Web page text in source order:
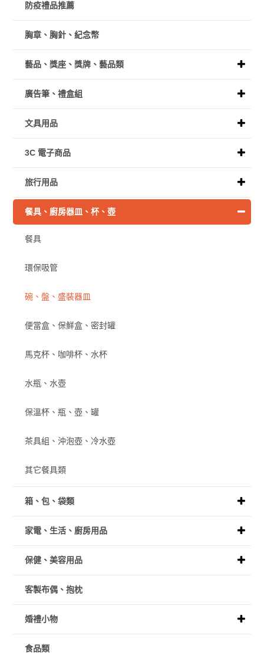
防疫禮品推薦
胸章、胸針、紀念幣
藝品、獎座、獎牌、藝品類
廣告筆、禮盒組
文具用品
3C 電子商品
旅行用品
餐具、廚房器皿、杯、壺
餐具
環保吸管
碗、盤、盛裝器皿
便當盒、保鮮盒、密封罐
馬克杯、咖啡杯、水杯
水瓶、水壺
保溫杯、瓶、壺、罐
茶具組、沖泡壺、冷水壺
其它餐具類
箱、包、袋類
家電、生活、廚房用品
保健、美容用品
客製布偶、抱枕
婚禮小物
食品類